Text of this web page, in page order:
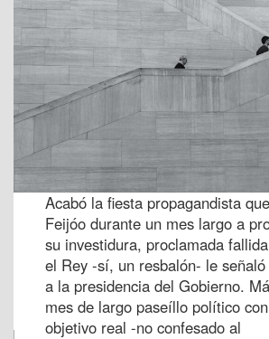
Acabó la fiesta propagandista
Feijóo durante un mes largo a
su investidura, proclamada
el Rey -sí, un resbalón- le
a la presidencia del Gobierno.
mes de largo paseíllo político
objetivo real -no confesado al